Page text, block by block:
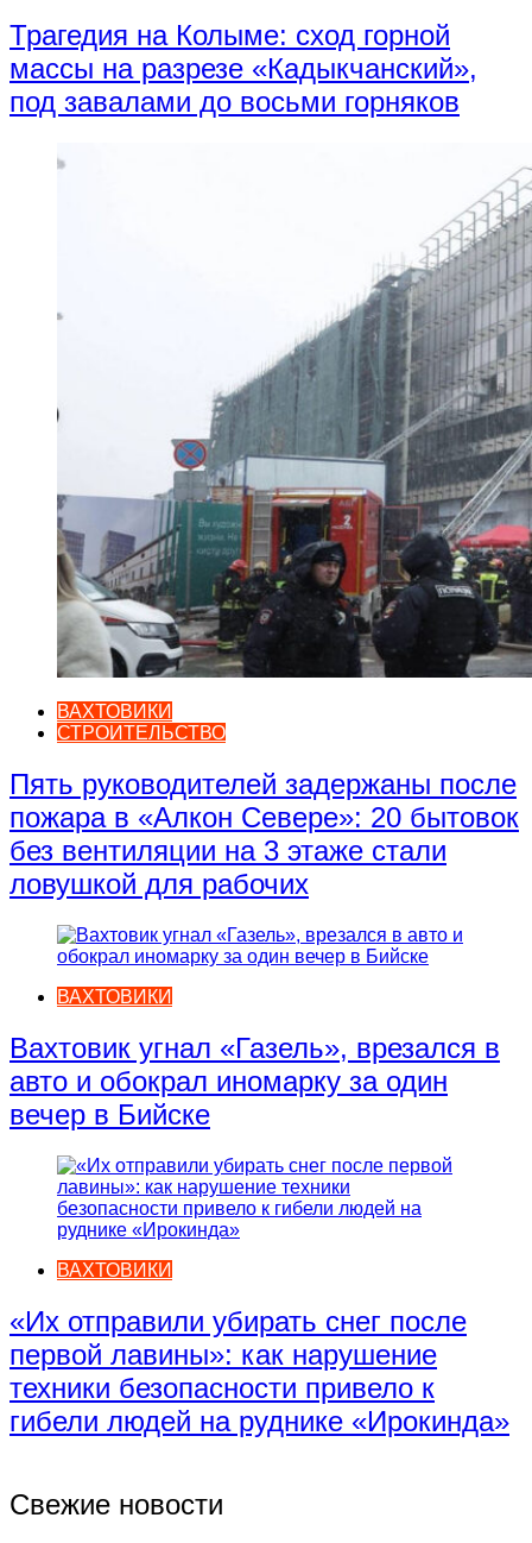
Трагедия на Колыме: сход горной
массы на разрезе «Кадыкчанский»,
под завалами до восьми горняков
ВАХТОВИКИ
СТРОИТЕЛЬСТВО
Пять руководителей задержаны после
пожара в «Алкон Севере»: 20 бытовок
без вентиляции на 3 этаже стали
ловушкой для рабочих
ВАХТОВИКИ
Вахтовик угнал «Газель», врезался в
авто и обокрал иномарку за один
вечер в Бийске
ВАХТОВИКИ
«Их отправили убирать снег после
первой лавины»: как нарушение
техники безопасности привело к
гибели людей на руднике «Ирокинда»
Свежие новости